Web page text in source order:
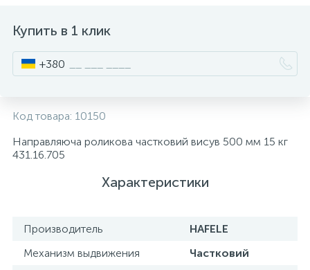
Купить в 1 клик
+380
Код товара: 10150
Направляюча роликова частковий висув 500 мм 15 кг
431.16.705
Характеристики
Производитель
HAFELE
Механизм выдвижения
Частковий
ИНСТРУМЕНТ И РАСХОДНЫЕ МАТЕРИАЛЫ
КУХОННАЯ ТЕХНИКА
Меблі
Фурнитура для кроватей